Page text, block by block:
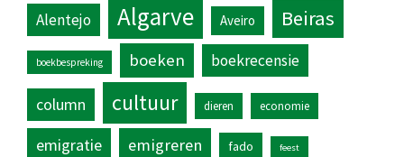
Alentejo Algarve Aveiro Beiras
boekbespreking boeken boekrecensie
column cultuur dieren economie
emigratie emigreren fado feest